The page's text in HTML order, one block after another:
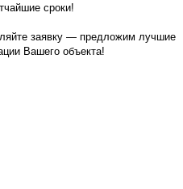
сроки!
заявку — предложим лучшие
Вашего объекта!